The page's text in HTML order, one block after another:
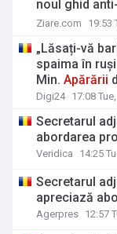
noul ghid
Apărării
Ziare.com 19:53
„Lăsați-vă
spaima în
Min.Apărării
Digi24 17:08
Secretarul
abordarea
Veridica 14:25
Secretarul
apreciază
Agerpres 12:57